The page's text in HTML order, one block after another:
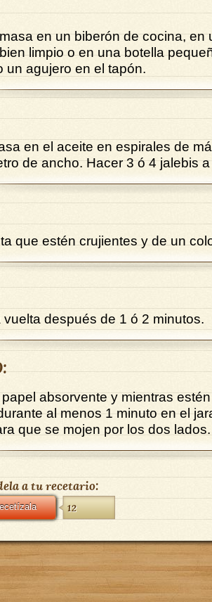
en un biberón de cocina, en
limpio o en una botella
un agujero en el tapón.
en el aceite en espirales de
de ancho. Hacer 3 ó 4 jalebis
que estén crujientes y de un
vuelta después de 1 ó 2 minutos.
absorvente y mientras
al menos 1 minuto en el
que se mojen por los dos lados.
a tu recetario:
12